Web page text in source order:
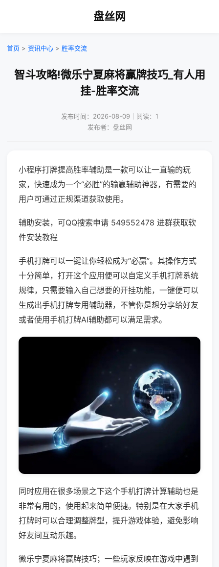
盘丝网
首页 > 资讯中心 > 胜率交流
智斗攻略!微乐宁夏麻将赢牌技巧_有人用
挂-胜率交流
发布时间：2026-08-09｜阅读：1
发布者：盘丝网
小程序打牌提高胜率辅助是一款可以让一直输的玩
家，快速成为一个“必胜”的输赢辅助神器，有需要的
用户可通过正规渠道获取使用。
辅助安装，可QQ搜索申请 549552478 进群获取软
件安装教程
手机打牌可以一键让你轻松成为“必赢”。其操作方式
十分简单，打开这个应用便可以自定义手机打牌系统
规律，只需要输入自己想要的开挂功能，一键便可以
生成出手机打牌专用辅助器，不管你是想分享给好友
或者使用手机打牌AI辅助都可以满足需求。
同时应用在很多场景之下这个手机打牌计算辅助也是
非常有用的，使用起来简单便捷。特别是在大家手机
打牌时可以合理调整牌型，提升游戏体验，避免影响
好友间互动乐趣。
微乐宁夏麻将赢牌技巧；一些玩家反映在游戏中遇到